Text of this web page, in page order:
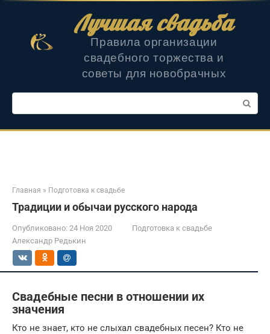
Лучшая свадьба
Правила организации
свадебного торжества и
советы для новобрачных
Поиск:
Главная » Подготовка к свадьбе
Традиции и обычаи русского народа
Опубликовано: 24 Ноя 2020
Подготовка к свадьбе
Александр Редькин
Свадебные песни в отношении их
значения
Кто не знает, кто не слыхал свадебных песен? Кто не